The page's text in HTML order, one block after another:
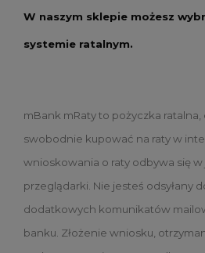
W naszym sklepie możesz
systemie ratalnym.
mBank mRaty to pożyczka
swobodnie kupować na raty w
wnioskowania o raty odbywa się
przeglądarki. Nie jesteś odsyłany
dodatkowych komunikatów
banku. Złożenie wniosku,